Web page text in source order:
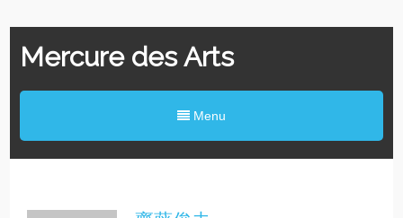
Mercure des Arts
Menu